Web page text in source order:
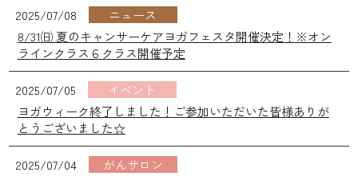
2025/07/08
ニュース
8/31㈰ 夏のキャンサーケアヨガフェスタ開催決定！※オン
ラインクラス６クラス開催予定
2025/07/05
イベント
ヨガウィーク終了しました！ご参加いただいた皆様ありが
とうございました☆
2025/07/04
がんサロン